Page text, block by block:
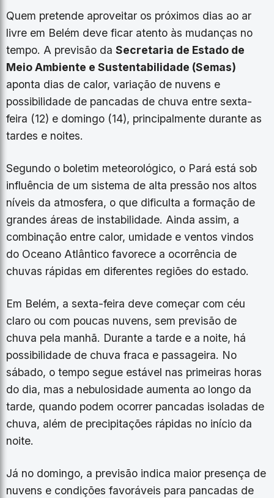
Quem pretende aproveitar os próximos dias ao ar
livre em Belém deve ficar atento às mudanças no
tempo. A previsão da Secretaria de Estado de
Meio Ambiente e Sustentabilidade (Semas)
aponta dias de calor, variação de nuvens e
possibilidade de pancadas de chuva entre sexta-
feira (12) e domingo (14), principalmente durante as
tardes e noites.
Segundo o boletim meteorológico, o Pará está sob
influência de um sistema de alta pressão nos altos
níveis da atmosfera, o que dificulta a formação de
grandes áreas de instabilidade. Ainda assim, a
combinação entre calor, umidade e ventos vindos
do Oceano Atlântico favorece a ocorrência de
chuvas rápidas em diferentes regiões do estado.
Em Belém, a sexta-feira deve começar com céu
claro ou com poucas nuvens, sem previsão de
chuva pela manhã. Durante a tarde e a noite, há
possibilidade de chuva fraca e passageira. No
sábado, o tempo segue estável nas primeiras horas
do dia, mas a nebulosidade aumenta ao longo da
tarde, quando podem ocorrer pancadas isoladas de
chuva, além de precipitações rápidas no início da
noite.
Já no domingo, a previsão indica maior presença de
nuvens e condições favoráveis para pancadas de